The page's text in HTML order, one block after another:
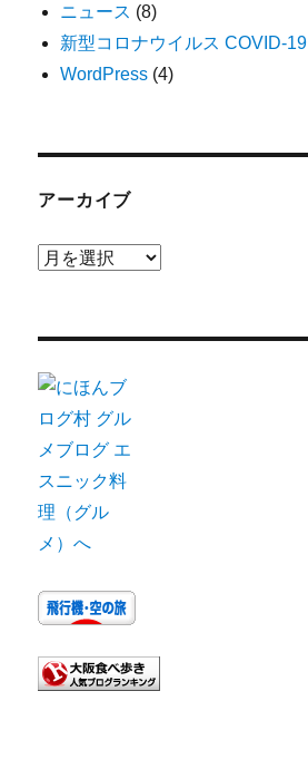
ニュース (8)
新型コロナウイルス COVID-19
WordPress (4)
アーカイブ
ア
ブ